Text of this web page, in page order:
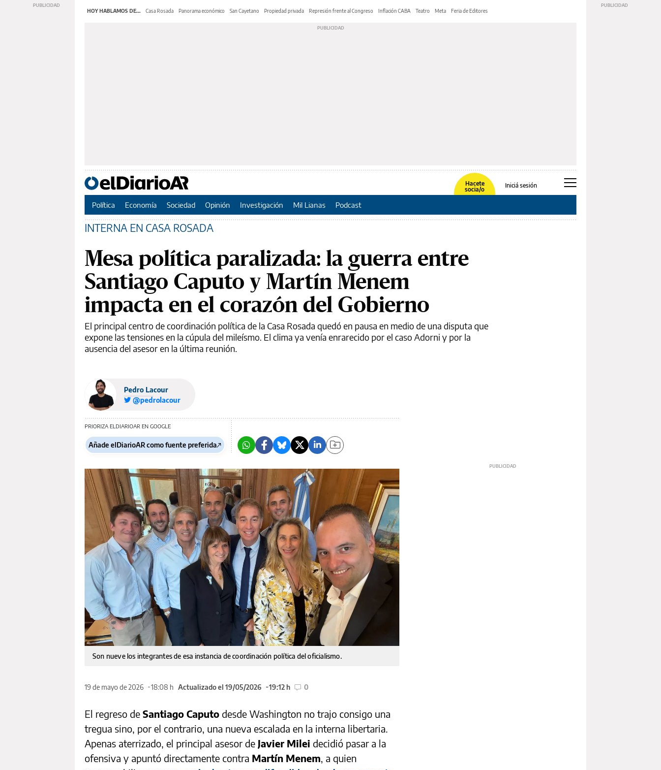
HOY HABLAMOS DE... Casa Rosada Panorama económico San Cayetano Propiedad privada Represión frente al Congreso Inflación CABA Teatro Meta Feria de Editores
Hacete
socia/o
Iniciá sesión
Política Economía Sociedad Opinión Investigación Mil Lianas Podcast
INTERNA EN CASA ROSADA
Mesa política paralizada: la guerra entre
Santiago Caputo y Martín Menem
impacta en el corazón del Gobierno
El principal centro de coordinación política de la Casa Rosada quedó en pausa en medio de una disputa que
expone las tensiones en la cúpula del mileísmo. El clima ya venía enrarecido por el caso Adorni y por la
ausencia del asesor en la última reunión.
Pedro Lacour
@pedrolacour
PRIORIZA ELDIARIOAR EN GOOGLE
Añade elDiarioAR como fuente preferida
Son nueve los integrantes de esa instancia de coordinación política del oficialismo.
19 de mayo de 2026 18:08 h Actualizado el 19/05/2026 19:12 h 0
El regreso de Santiago Caputo desde Washington no trajo consigo una
tregua sino, por el contrario, una nueva escalada en la interna libertaria.
Apenas aterrizado, el principal asesor de Javier Milei decidió pasar a la
ofensiva y apuntó directamente contra Martín Menem, a quien